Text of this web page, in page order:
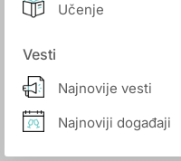
Učenje
Vesti
Najnovije vesti
Najnoviji događaji